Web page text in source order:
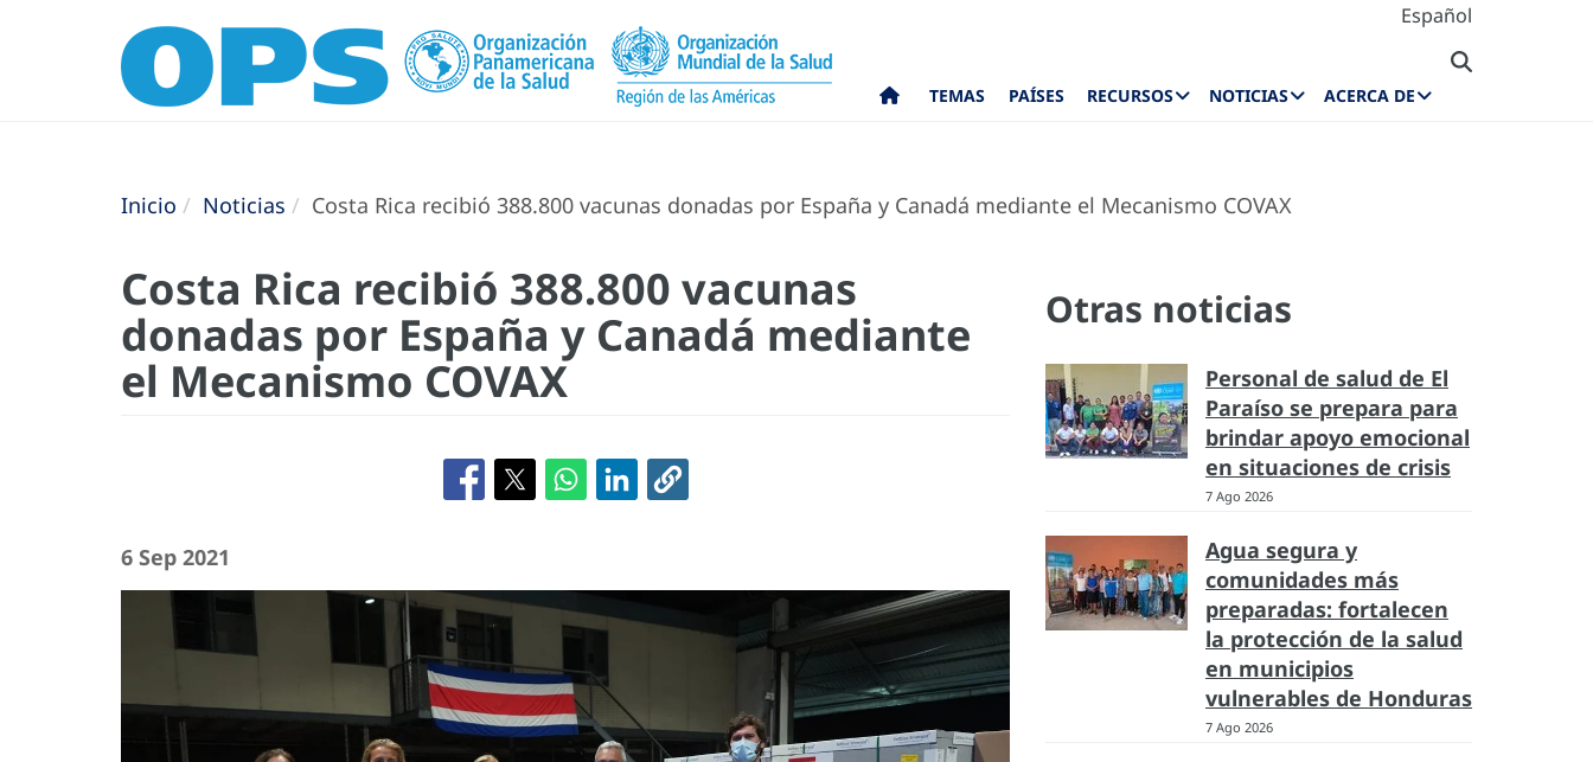
Español
TEMAS PAÍSES RECURSOS NOTICIAS ACERCA DE
Inicio Noticias Costa Rica recibió 388.800 vacunas donadas por España y Canadá mediante el Mecanismo COVAX
Costa Rica recibió 388.800 vacunas
donadas por España y Canadá mediante
el Mecanismo COVAX
6 Sep 2021
Otras noticias
Personal de salud de El
Paraíso se prepara para
brindar apoyo emocional
en situaciones de crisis
7 Ago 2026
Agua segura y
comunidades más
preparadas: fortalecen
la protección de la salud
en municipios
vulnerables de Honduras
7 Ago 2026